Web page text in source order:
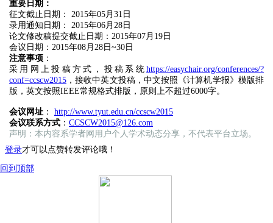
重要日期：
征文截止日期： 2015年05月31日
录用通知日期： 2015年06月28日
论文修改稿提交截止日期：2015年07月19日
会议日期：2015年08月28日~30日
注意事项 ：
采用网上投稿方式，投稿系统 https://easychair.org/conferences/?
conf=ccscw2015 ，接收中英文投稿，中文按照《计算机学报》模版排
版，英文按照IEEE常规格式排版，原则上不超过6000字。
会议网址 ： http://www.tyut.edu.cn/ccscw2015
会议联系方式 ： CCSCW2015@126.com
声明：本内容系学者网用户个人学术动态分享，不代表平台立场。
登录才可以点赞转发评论哦！
回到顶部